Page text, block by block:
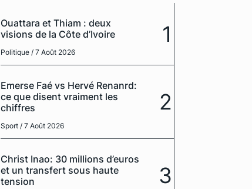
Ouattara et Thiam : deux
visions de la Côte d’Ivoire
Politique / 7 Août 2026
1
Emerse Faé vs Hervé Renanrd:
ce que disent vraiment les
chiffres
Sport / 7 Août 2026
2
Christ Inao: 30 millions d’euros
et un transfert sous haute
tension
3